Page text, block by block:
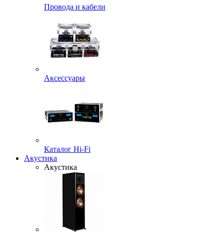
Провода и кабели
Аксессуары
Каталог Hi-Fi
Акустика
Акустика